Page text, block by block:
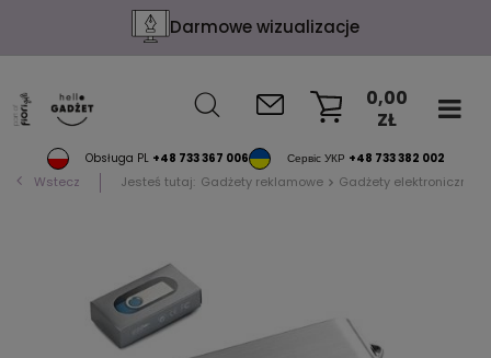
Darmowe wizualizacje
Obsługa PL +48 733 367 006 Сервіс УКР +48 733 382 002
0,00
ZŁ
Wstecz Jesteś tutaj: Gadżety reklamowe Gadżety elektroniczne